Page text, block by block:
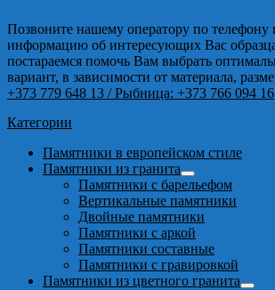
Позвоните нашему оператору по телефону
информацию об интересующих Вас
постараемся помочь Вам выбрать
вариант, в зависимости от материала,
+373 779 648 13 / Рыбница: +373 766 094 16
Категории
Памятники в европейском стиле
Памятники из гранита
Памятники с барельефом
Вертикальные памятники
Двойные памятники
Памятники с аркой
Памятники составные
Памятники с гравировкой
Памятники из цветного гранита